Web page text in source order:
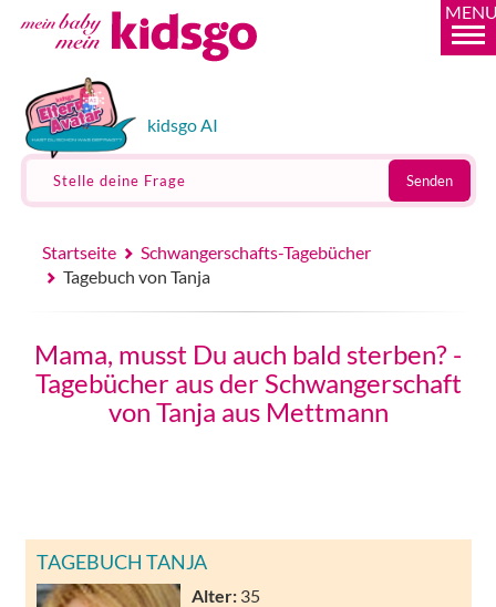
kidsgo AI
Stelle deine Frage Senden
Startseite
Schwangerschafts-Tagebücher
Tagebuch von Tanja
Mama, musst Du auch bald sterben? -
Tagebücher aus der Schwangerschaft
von Tanja aus Mettmann
TAGEBUCH TANJA
Alter: 35